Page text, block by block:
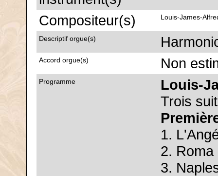
Compositeur(s) Louis-James-
Descriptif orgue(s)
Accord orgue(s) Non
Programme
Louis-
Trois
1.
2. Roma
3.